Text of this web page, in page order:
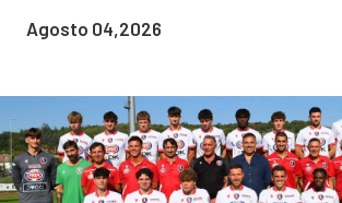
Agosto 04,2026